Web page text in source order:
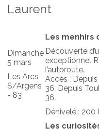
Laurent
Dimanche
5 mars
Les Arcs
S/Argens
- 83
Les menhirs
Découverte
exceptionnel
l’autoroute.
Accès :
36. Depuis
36.
Dénivelé : 200
Les